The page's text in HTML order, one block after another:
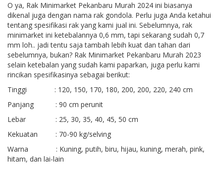
O ya, Rak Minimarket Pekanbaru Murah 2024 ini biasanya
dikenal juga dengan nama rak gondola. Perlu juga Anda ketahui
tentang spesifikasi rak yang kami jual ini. Sebelumnya, rak
minimarket ini ketebalannya 0,6 mm, tapi sekarang sudah 0,7
mm loh.. jadi tentu saja tambah lebih kuat dan tahan dari
sebelumnya, bukan? Rak Minimarket Pekanbaru Murah 2023
selain ketebalan yang sudah kami paparkan, juga perlu kami
rincikan spesifikasinya sebagai berikut:
Tinggi : 120, 150, 170, 180, 200, 200, 220, 240 cm
Panjang : 90 cm perunit
Lebar : 25, 30, 35, 40, 45, 50 cm
Kekuatan : 70-90 kg/selving
Warna : Kuning, putih, biru, hijau, kuning, merah, pink,
hitam, dan lai-lain